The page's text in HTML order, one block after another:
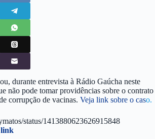
durante entrevista à Rádio Gaúcha neste
não pode tomar providências sobre o contrato
corrupção de vacinas. Veja link sobre o caso.
status/1413880623626915848
link